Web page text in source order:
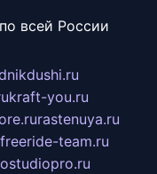
всей России
kraft-you.ru
rastenuya.ru
freeride-team.ru